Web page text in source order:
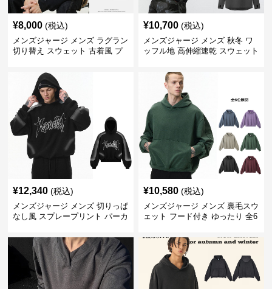
¥8,000 (税込)
メンズジャージ メンズ ラグラン
切り替え スウェット 古着風 プ
¥10,700 (税込)
メンズジャージ メンズ 秋冬 ワ
ッフル地 高伸縮速乾 スウェット
¥12,340 (税込)
メンズジャージ メンズ 切りっぱ
なし風 スプレープリント パーカ
¥10,580 (税込)
メンズジャージ メンズ 裏毛スウ
ェット フード付き ゆったり 全6